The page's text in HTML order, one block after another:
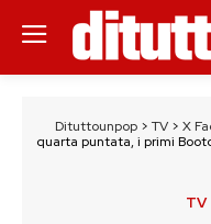
Dituttounpop > TV > X
quarta puntata, i primi
TV